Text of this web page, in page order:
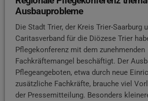
Ausbauprobleme
Die Stadt Trier, der Kreis Trier-Saarburg
Caritasverband für die Diözese Trier
Pflegekonferenz mit dem zunehmenden
Fachkräftemangel beschäftigt. Der
Pflegeangeboten, etwa durch neue
zusätzliche Fachkräfte, brauche viel
der Pressemitteilung. Besonders